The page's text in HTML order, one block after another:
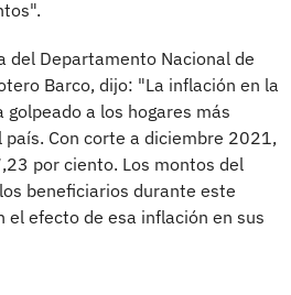
del Departamento Nacional de
Barco, dijo: "La inflación en la
a los hogares más
Con corte a diciembre 2021,
por ciento. Los montos del
beneficiarios durante este
efecto de esa inflación en sus